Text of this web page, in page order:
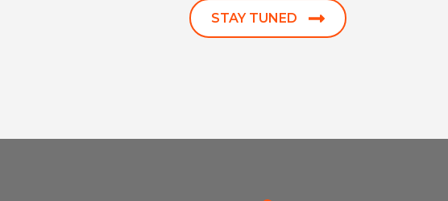
STAY TUNED